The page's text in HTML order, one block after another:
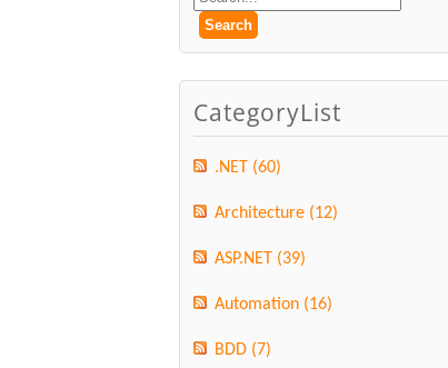
CategoryList
.NET (60)
Architecture (12)
ASP.NET (39)
Automation (16)
BDD (7)